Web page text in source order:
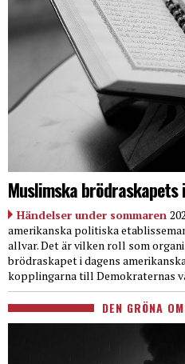
Muslimska brödraskapets
Händelser under sommaren
amerikanska politiska
allvar. Det är vilken roll som
brödraskapet i dagens
kopplingarna till Demokraternas
DEN GRÖNA